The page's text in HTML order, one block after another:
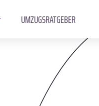
UMZUGSRATGEBER